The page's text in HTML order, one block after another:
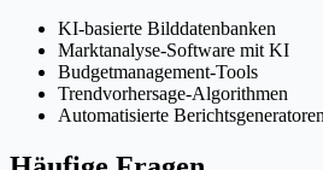
KI-basierte Bilddatenbanken
Marktanalyse-Software mit KI
Budgetmanagement-Tools
Trendvorhersage-Algorithmen
Automatisierte Berichtsgeneratoren